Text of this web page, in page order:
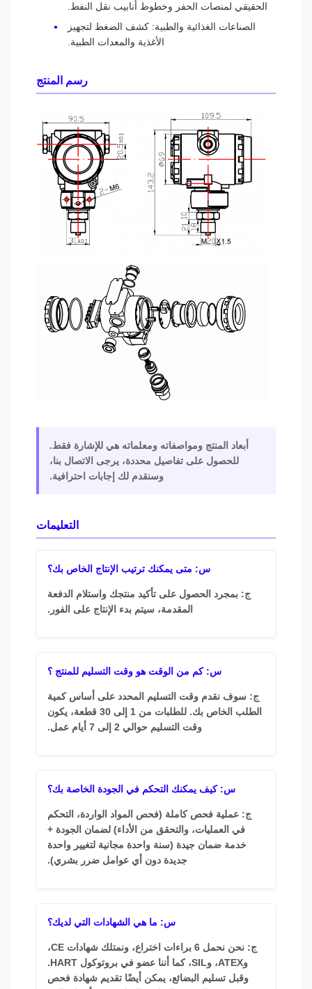
الحقيقي لمنصات الحفر وخطوط أنابيب نقل النفط.
الصناعات الغذائية والطبية: كشف الضغط لتجهيز
الأغذية والمعدات الطبية.
رسم المنتج
أبعاد المنتج ومواصفاته ومعلماته هي للإشارة فقط.
للحصول على تفاصيل محددة، يرجى الاتصال بنا،
وسنقدم لك إجابات احترافية.
التعليمات
س: متى يمكنك ترتيب الإنتاج الخاص بك؟
ج: بمجرد الحصول على تأكيد منتجك واستلام الدفعة
المقدمة، سيتم بدء الإنتاج على الفور.
س: كم من الوقت هو وقت التسليم للمنتج ؟
ج: سوف نقدم وقت التسليم المحدد على أساس كمية
الطلب الخاص بك. للطلبات من 1 إلى 30 قطعة، يكون
وقت التسليم حوالي 2 إلى 7 أيام عمل.
س: كيف يمكنك التحكم في الجودة الخاصة بك؟
ج: عملية فحص كاملة (فحص المواد الواردة، التحكم
في العمليات، والتحقق من الأداء) لضمان الجودة +
خدمة ضمان جيدة (سنة واحدة مجانية لتغيير واحدة
جديدة دون أي عوامل ضرر بشري).
س: ما هي الشهادات التي لديك؟
ج: نحن نحمل 6 براءات اختراع، ونمتلك شهادات CE،
وATEX، وSIL، كما أننا عضو في بروتوكول HART.
وقبل تسليم البضائع، يمكن أيضًا تقديم شهادة فحص